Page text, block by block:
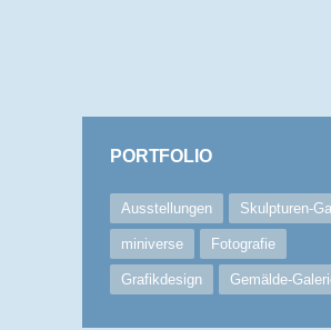
PORTFOLIO
Ausstellungen Skulpturen-
miniverse Fotografie
Grafikdesign Gemälde-